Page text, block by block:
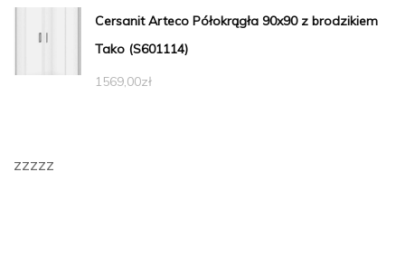
Cersanit Arteco Półokrągła 90x90 z brodzikiem
Tako (S601114)
1569,00zł
zzzzz